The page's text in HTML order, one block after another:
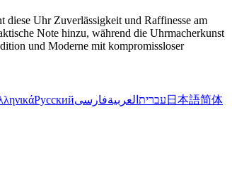
Uhr Zuverlässigkeit und Raffinesse am
Note hinzu, während die Uhrmacherkunst
und Moderne mit kompromissloser
Русский עברית العربيةفارسی 日本語简体